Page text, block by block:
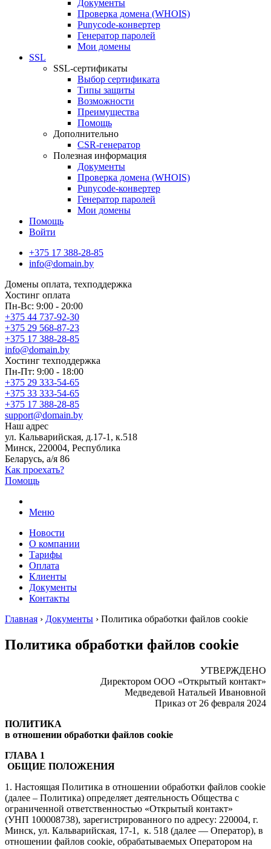
Документы
Проверка домена (WHOIS)
Punycode-конвертер
Генератор паролей
Мои домены
SSL
SSL-сертификаты
Выбор сертификата
Типы защиты
Возможности
Преимущества
Помощь
Дополнительно
CSR-генератор
Полезная информация
Документы
Проверка домена (WHOIS)
Punycode-конвертер
Генератор паролей
Мои домены
Помощь
Войти
+375 17 388-28-85
info@domain.by
Домены оплата, техподдержка
Хостинг оплата
Пн-Вс: 9:00 - 20:00
+375 44 737-92-30
+375 29 568-87-23
+375 17 388-28-85
info@domain.by
Хостинг техподдержка
Пн-Пт: 9:00 - 18:00
+375 29 333-54-65
+375 33 333-54-65
+375 17 388-28-85
support@domain.by
Наш адрес
ул. Кальварийская, д.17-1, к.518
Минск, 220004, Республика
Беларусь, а/я 86
Как проехать?
Помощь
Меню
Новости
О компании
Тарифы
Оплата
Клиенты
Документы
Контакты
Главная › Документы › Политика обработки файлов cookie
Политика обработки файлов cookie
УТВЕРЖДЕНО
Директором ООО «Открытый контакт»
Медведевой Натальей Ивановной
Приказ от 26 февраля 2024
ПОЛИТИКА
в отношении обработки файлов cookie
ГЛАВА 1
ОБЩИЕ ПОЛОЖЕНИЯ
1. Настоящая Политика в отношении обработки файлов cookie
(далее – Политика) определяет деятельность Общества с
ограниченной ответственностью «Открытый контакт»
(УНП 100008738), зарегистрированного по адресу: 220004, г.
Минск, ул. Кальварийская, 17-1, к. 518 (далее — Оператор), в
отношении файлов cookie, обрабатываемых Оператором на